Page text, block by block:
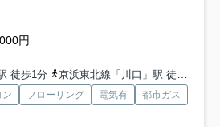
円
徒歩1分
京浜東北線「川口」駅 徒歩25分
ン フローリング 電気有
都市ガス